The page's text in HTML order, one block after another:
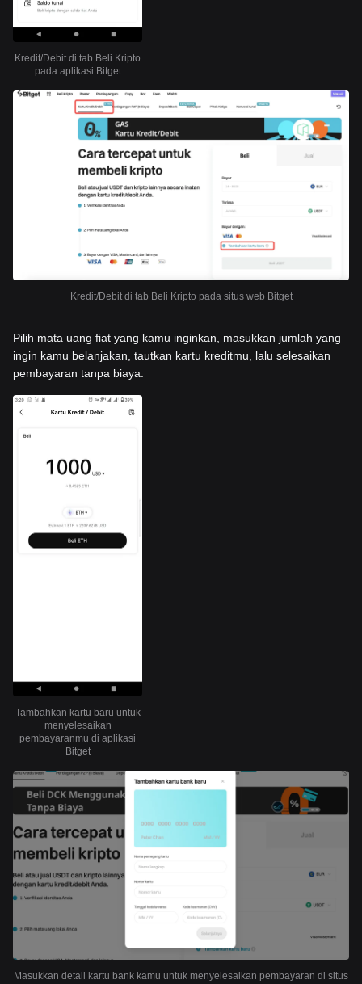
Kredit/Debit di tab Beli Kripto
pada aplikasi Bitget
Kredit/Debit di tab Beli Kripto pada situs web Bitget
Pilih mata uang fiat yang kamu inginkan, masukkan jumlah yang
ingin kamu belanjakan, tautkan kartu kreditmu, lalu selesaikan
pembayaran tanpa biaya.
Tambahkan kartu baru untuk
menyelesaikan
pembayaranmu di aplikasi
Bitget
Masukkan detail kartu bank kamu untuk menyelesaikan pembayaran di situs